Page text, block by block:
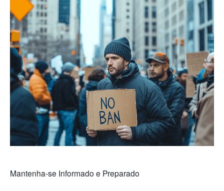
Mantenha-se Informado e Preparado